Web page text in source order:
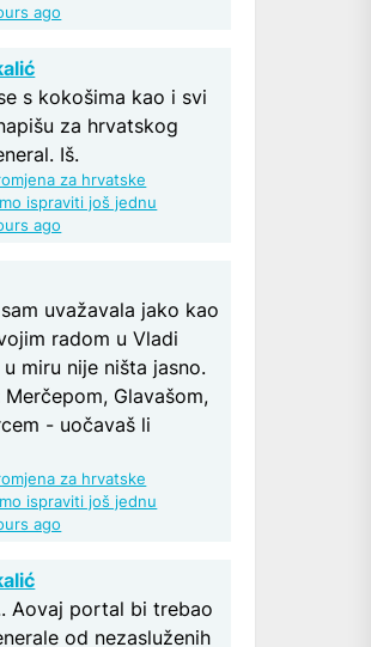
ago
s kokošima kao i svi
za hrvatskog
Iš.
za hrvatske
ispraviti još jednu
ago
uvažavala jako kao
radom u Vladi
miru nije ništa jasno.
Glavašom,
- uočavaš li
za hrvatske
ispraviti još jednu
ago
Aovaj portal bi trebao
od nezasluženih